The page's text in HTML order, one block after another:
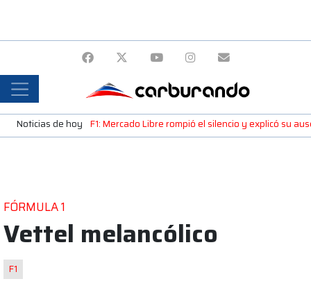
Noticias de hoy F1: Mercado Libre rompió el silencio y explicó su
FÓRMULA 1
Vettel melancólico
F1